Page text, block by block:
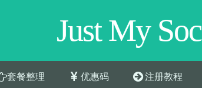
Just My
套餐整理 优惠码 注册教程